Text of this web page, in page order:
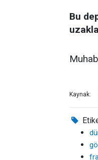
Bu
Kaynak: